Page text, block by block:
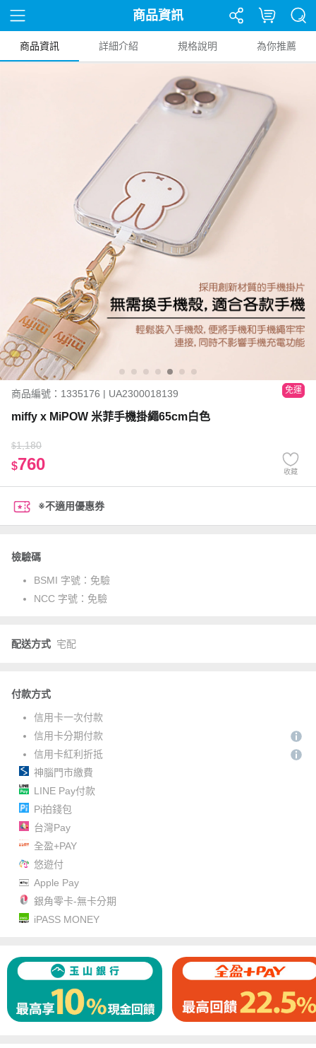
商品資訊
商品資訊 詳細介紹 規格說明 為你推薦
商品編號：1335176 | UA2300018139 免運
miffy x MiPOW 米菲手機掛繩65cm白色
$1,180
$760 收藏
※不適用優惠券
檢驗碼
BSMI 字號： 免驗
NCC 字號： 免驗
配送方式 宅配
付款方式
信用卡一次付款
信用卡分期付款
信用卡紅利折抵
神腦門市繳費
LINE Pay付款
Pi拍錢包
台灣Pay
全盈+PAY
悠遊付
Apple Pay
銀角零卡-無卡分期
iPASS MONEY